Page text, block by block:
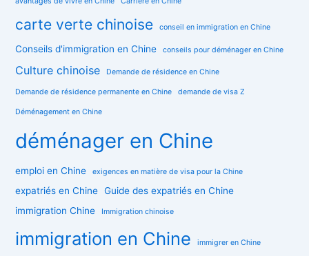
carte verte chinoise conseil en immigration en Chine
Conseils d'immigration en Chine conseils pour déménager en Chine
Culture chinoise Demande de résidence en Chine
Demande de résidence permanente en Chine demande de visa Z
Déménagement en Chine
déménager en Chine
emploi en Chine exigences en matière de visa pour la Chine
expatriés en Chine Guide des expatriés en Chine
immigration Chine
Immigration chinoise
immigration en Chine immigrer en Chine